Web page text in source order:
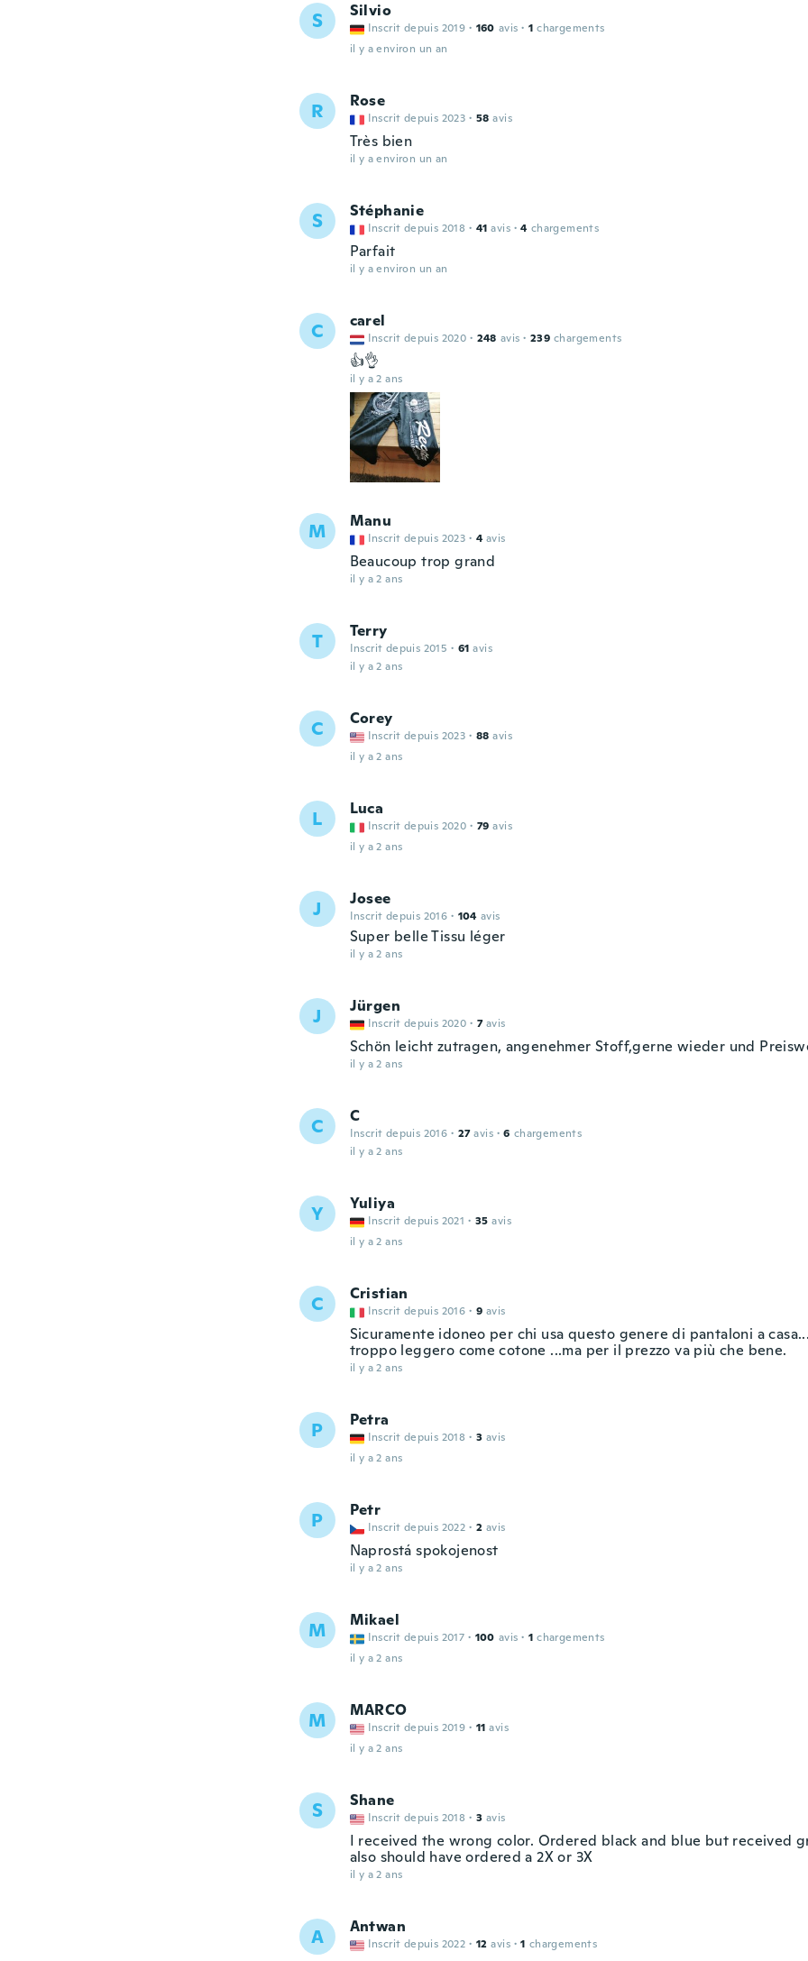
S Silvio
Inscrit depuis 2019 · 160 avis · 1 chargements
il y a environ un an
R Rose
Inscrit depuis 2023 · 58 avis
Très bien
il y a environ un an
S Stéphanie
Inscrit depuis 2018 · 41 avis · 4 chargements
Parfait
il y a environ un an
C carel
Inscrit depuis 2020 · 248 avis · 239 chargements
👍👌
il y a 2 ans
M Manu
Inscrit depuis 2023 · 4 avis
Beaucoup trop grand
il y a 2 ans
T Terry
Inscrit depuis 2015 · 61 avis
il y a 2 ans
C Corey
Inscrit depuis 2023 · 88 avis
il y a 2 ans
L Luca
Inscrit depuis 2020 · 79 avis
il y a 2 ans
J Josee
Inscrit depuis 2016 · 104 avis
Super belle Tissu léger
il y a 2 ans
J Jürgen
Inscrit depuis 2020 · 7 avis
Schön leicht zutragen, angenehmer Stoff,gerne wieder und
il y a 2 ans
C C
Inscrit depuis 2016 · 27 avis · 6 chargements
il y a 2 ans
Y Yuliya
Inscrit depuis 2021 · 35 avis
il y a 2 ans
C Cristian
Inscrit depuis 2016 · 9 avis
Sicuramente idoneo per chi usa questo genere di pantaloni a
troppo leggero come cotone ...ma per il prezzo va più che bene.
il y a 2 ans
P Petra
Inscrit depuis 2018 · 3 avis
il y a 2 ans
P Petr
Inscrit depuis 2022 · 2 avis
Naprostá spokojenost
il y a 2 ans
M Mikael
Inscrit depuis 2017 · 100 avis · 1 chargements
il y a 2 ans
M MARCO
Inscrit depuis 2019 · 11 avis
il y a 2 ans
S Shane
Inscrit depuis 2018 · 3 avis
I received the wrong color. Ordered black and blue but received
also should have ordered a 2X or 3X
il y a 2 ans
A Antwan
Inscrit depuis 2022 · 12 avis · 1 chargements